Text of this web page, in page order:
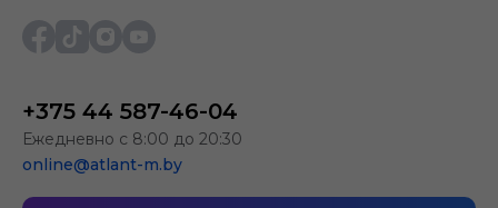
+375 44 587-46-04
Ежедневно с 8:00 до 20:30
online@atlant-m.by